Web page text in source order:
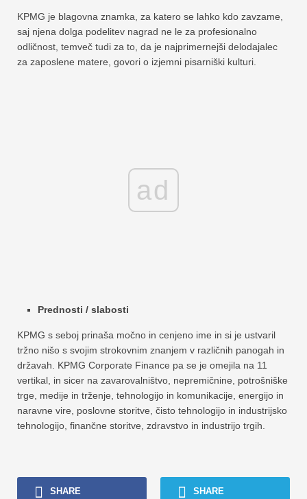
KPMG je blagovna znamka, za katero se lahko kdo zavzame,
saj njena dolga podelitev nagrad ne le za profesionalno
odličnost, temveč tudi za to, da je najprimernejši delodajalec
za zaposlene matere, govori o izjemni pisarniški kulturi.
ad
Prednosti / slabosti
KPMG s seboj prinaša močno in cenjeno ime in si je ustvaril
tržno nišo s svojim strokovnim znanjem v različnih panogah in
državah. KPMG Corporate Finance pa se je omejila na 11
vertikal, in sicer na zavarovalništvo, nepremičnine, potrošniške
trge, medije in trženje, tehnologijo in komunikacije, energijo in
naravne vire, poslovne storitve, čisto tehnologijo in industrijsko
tehnologijo, finančne storitve, zdravstvo in industrijo trgih.
SHARE SHARE